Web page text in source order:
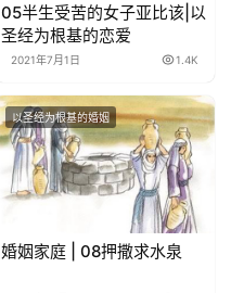
05半生受苦的女子亚比该|以
圣经为根基的恋爱
2021年7月1日 1.4K
以圣经为根基的婚姻
婚姻家庭 | 08押撒求水泉